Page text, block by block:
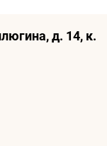
д. 14, к.